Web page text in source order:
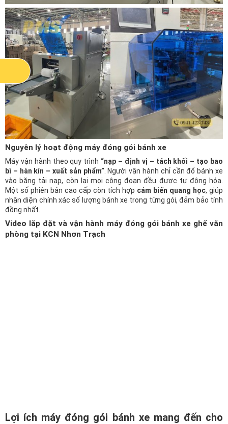
Nguyên lý hoạt động máy đóng gói bánh xe
Máy vận hành theo quy trình “nạp – định vị – tách khối – tạo bao
bì – hàn kín – xuất sản phẩm” . Người vận hành chỉ cần đổ bánh xe
vào băng tải nạp, còn lại mọi công đoạn đều được tự động hóa.
Một số phiên bản cao cấp còn tích hợp cảm biến quang học, giúp
nhận diện chính xác số lượng bánh xe trong từng gói, đảm bảo tính
đồng nhất.
Video lắp đặt và vận hành máy đóng gói bánh xe ghế văn
phòng tại KCN Nhơn Trạch
Lợi ích máy đóng gói bánh xe mang đến cho